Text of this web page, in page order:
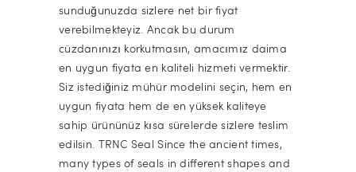
sunduğunuzda sizlere net bir fiyat
verebilmekteyiz. Ancak bu durum
cüzdanınızı korkutmasın, amacımız daima
en uygun fiyata en kaliteli hizmeti vermektir.
Siz istediğiniz mühür modelini seçin, hem en
uygun fiyata hem de en yüksek kaliteye
sahip ürününüz kısa sürelerde sizlere teslim
edilsin. TRNC Seal Since the ancient times,
many types of seals in different shapes and